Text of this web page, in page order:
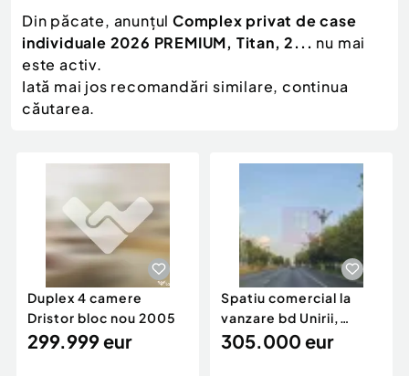
Mama si copilul
Moda si frumusete
Sport, timp liber, arta
Agro si Industrie
Afaceri și echipamente profesionale
Inchiriere Bunuri si Vehicule
Scutere - ATV - UTV
Autoutilitare
Ambarcatiuni
Camioane - Rulote - Remorci
Motociclete
Piese auto si accesorii
Din păcate, anunțul Complex privat de case
individuale 2026 PREMIUM, Titan, 2... nu mai
este activ.
Iată mai jos recomandări similare, continua
căutarea.
Duplex 4 camere
Dristor bloc nou 2005
299.999 eur
Spatiu comercial la
vanzare bd Unirii,
inchiriat
305.000 eur